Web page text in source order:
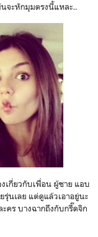
จะหักมุมตรงนี้แหละ..
เกี่ยวกับเพื่อน ผู้ชาย แอบ
นเลย แต่ดูแล้วเอาอยู่นะ
คร บางฉากถึงกับกรี๊ดจิก